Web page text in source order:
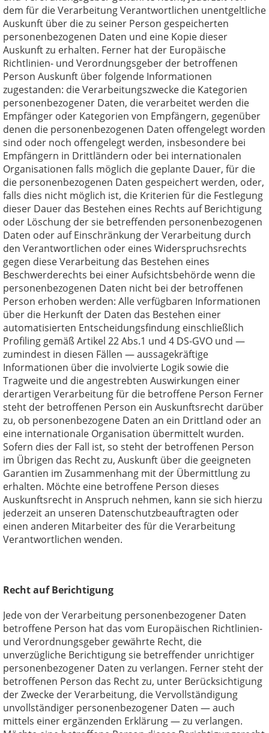
dem für die Verarbeitung Verantwortlichen unentgeltliche
Auskunft über die zu seiner Person gespeicherten
personenbezogenen Daten und eine Kopie dieser
Auskunft zu erhalten. Ferner hat der Europäische
Richtlinien- und Verordnungsgeber der betroffenen
Person Auskunft über folgende Informationen
zugestanden: die Verarbeitungszwecke die Kategorien
personenbezogener Daten, die verarbeitet werden die
Empfänger oder Kategorien von Empfängern, gegenüber
denen die personenbezogenen Daten offengelegt worden
sind oder noch offengelegt werden, insbesondere bei
Empfängern in Drittländern oder bei internationalen
Organisationen falls möglich die geplante Dauer, für die
die personenbezogenen Daten gespeichert werden, oder,
falls dies nicht möglich ist, die Kriterien für die Festlegung
dieser Dauer das Bestehen eines Rechts auf Berichtigung
oder Löschung der sie betreffenden personenbezogenen
Daten oder auf Einschränkung der Verarbeitung durch
den Verantwortlichen oder eines Widerspruchsrechts
gegen diese Verarbeitung das Bestehen eines
Beschwerderechts bei einer Aufsichtsbehörde wenn die
personenbezogenen Daten nicht bei der betroffenen
Person erhoben werden: Alle verfügbaren Informationen
über die Herkunft der Daten das Bestehen einer
automatisierten Entscheidungsfindung einschließlich
Profiling gemäß Artikel 22 Abs.1 und 4 DS-GVO und —
zumindest in diesen Fällen — aussagekräftige
Informationen über die involvierte Logik sowie die
Tragweite und die angestrebten Auswirkungen einer
derartigen Verarbeitung für die betroffene Person Ferner
steht der betroffenen Person ein Auskunftsrecht darüber
zu, ob personenbezogene Daten an ein Drittland oder an
eine internationale Organisation übermittelt wurden.
Sofern dies der Fall ist, so steht der betroffenen Person
im Übrigen das Recht zu, Auskunft über die geeigneten
Garantien im Zusammenhang mit der Übermittlung zu
erhalten. Möchte eine betroffene Person dieses
Auskunftsrecht in Anspruch nehmen, kann sie sich hierzu
jederzeit an unseren Datenschutzbeauftragten oder
einen anderen Mitarbeiter des für die Verarbeitung
Verantwortlichen wenden.
Recht auf Berichtigung
Jede von der Verarbeitung personenbezogener Daten
betroffene Person hat das vom Europäischen Richtlinien-
und Verordnungsgeber gewährte Recht, die
unverzügliche Berichtigung sie betreffender unrichtiger
personenbezogener Daten zu verlangen. Ferner steht der
betroffenen Person das Recht zu, unter Berücksichtigung
der Zwecke der Verarbeitung, die Vervollständigung
unvollständiger personenbezogener Daten — auch
mittels einer ergänzenden Erklärung — zu verlangen.